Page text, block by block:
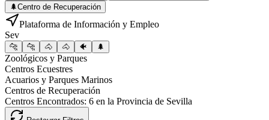
🌲Centro de Recuperación
Plataforma de Información y Empleo
Sev
🐆 🐆 🐴 🐴 🐠 🌲
Zoológicos y Parques
Centros Ecuestres
Acuarios y Parques Marinos
Centros de Recuperación
Centros Encontrados: 6 en la Provincia de Sevilla